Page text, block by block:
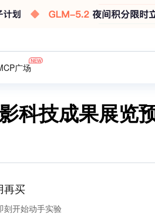
广场
科技成果展览
再买
刻开始动手实验